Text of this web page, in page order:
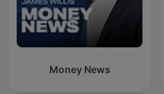
Money News